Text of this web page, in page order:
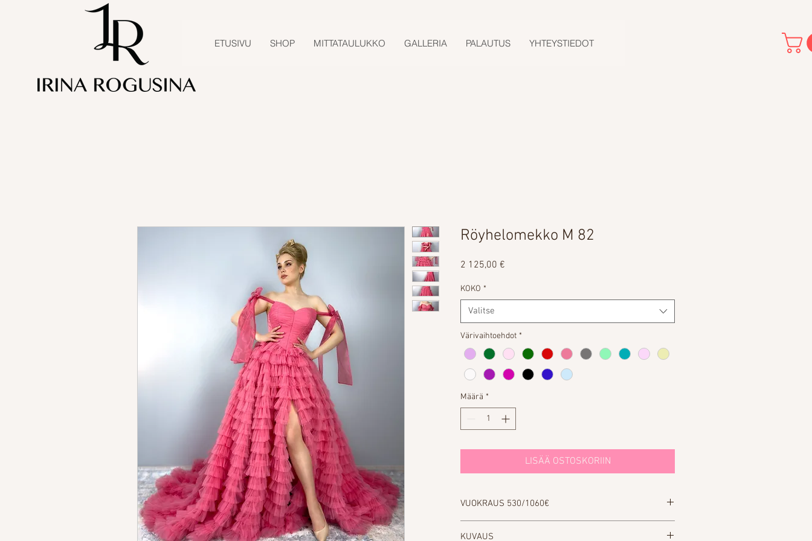
ETUSIVU SHOP MITTATAULUKKO GALLERIA PALAUTUS YHTEYSTIEDOT
Röyhelomekko M 82
2 125,00 €
KOKO *
Valitse
Värivaihtoehdot *
Määrä *
LISÄÄ OSTOSKORIIN
VUOKRAUS 530/1060€
KUVAUS